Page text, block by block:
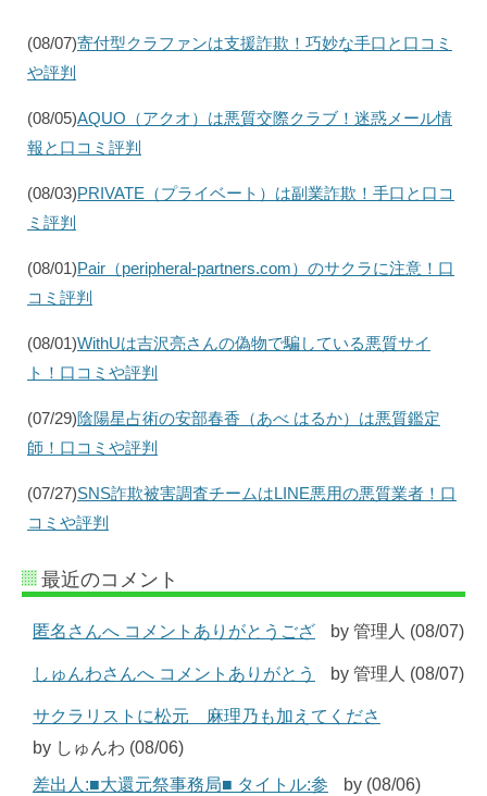
(08/07)寄付型クラファンは支援詐欺！巧妙な手口と口コミ
や評判
(08/05)AQUO（アクオ）は悪質交際クラブ！迷惑メール情
報と口コミ評判
(08/03)PRIVATE（プライベート）は副業詐欺！手口と口コ
ミ評判
(08/01)Pair（peripheral-partners.com）のサクラに注意！口
コミ評判
(08/01)WithUは吉沢亮さんの偽物で騙している悪質サイ
ト！口コミや評判
(07/29)陰陽星占術の安部春香（あべ はるか）は悪質鑑定
師！口コミや評判
(07/27)SNS詐欺被害調査チームはLINE悪用の悪質業者！口
コミや評判
最近のコメント
匿名さんへ コメントありがとうござ by 管理人 (08/07)
しゅんわさんへ コメントありがとう by 管理人 (08/07)
サクラリストに松元 麻理乃も加えてくださ
by しゅんわ (08/06)
差出人:■大還元祭事務局■ タイトル:参
by (08/06)